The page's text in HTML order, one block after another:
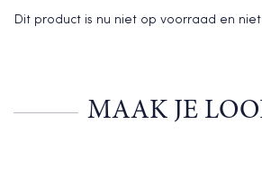
Dit product is nu niet op voorraad en
MAAK JE